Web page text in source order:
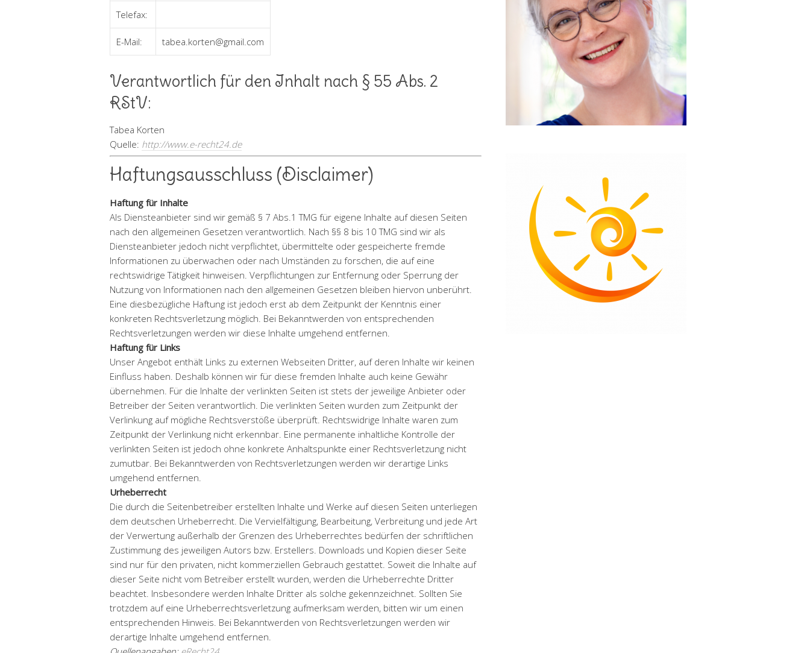
Telefax:
E-Mail: tabea.korten@gmail.com
Verantwortlich für den Inhalt nach § 55 Abs. 2
RStV:
Tabea Korten
Quelle: http://www.e-recht24.de
Haftungsausschluss (Disclaimer)
Haftung für Inhalte
Als Diensteanbieter sind wir gemäß § 7 Abs.1 TMG für eigene Inhalte auf diesen Seiten
nach den allgemeinen Gesetzen verantwortlich. Nach §§ 8 bis 10 TMG sind wir als
Diensteanbieter jedoch nicht verpflichtet, übermittelte oder gespeicherte fremde
Informationen zu überwachen oder nach Umständen zu forschen, die auf eine
rechtswidrige Tätigkeit hinweisen. Verpflichtungen zur Entfernung oder Sperrung der
Nutzung von Informationen nach den allgemeinen Gesetzen bleiben hiervon unberührt.
Eine diesbezügliche Haftung ist jedoch erst ab dem Zeitpunkt der Kenntnis einer
konkreten Rechtsverletzung möglich. Bei Bekanntwerden von entsprechenden
Rechtsverletzungen werden wir diese Inhalte umgehend entfernen.
Haftung für Links
Unser Angebot enthält Links zu externen Webseiten Dritter, auf deren Inhalte wir keinen
Einfluss haben. Deshalb können wir für diese fremden Inhalte auch keine Gewähr
übernehmen. Für die Inhalte der verlinkten Seiten ist stets der jeweilige Anbieter oder
Betreiber der Seiten verantwortlich. Die verlinkten Seiten wurden zum Zeitpunkt der
Verlinkung auf mögliche Rechtsverstöße überprüft. Rechtswidrige Inhalte waren zum
Zeitpunkt der Verlinkung nicht erkennbar. Eine permanente inhaltliche Kontrolle der
verlinkten Seiten ist jedoch ohne konkrete Anhaltspunkte einer Rechtsverletzung nicht
zumutbar. Bei Bekanntwerden von Rechtsverletzungen werden wir derartige Links
umgehend entfernen.
Urheberrecht
Die durch die Seitenbetreiber erstellten Inhalte und Werke auf diesen Seiten unterliegen
dem deutschen Urheberrecht. Die Vervielfältigung, Bearbeitung, Verbreitung und jede Art
der Verwertung außerhalb der Grenzen des Urheberrechtes bedürfen der schriftlichen
Zustimmung des jeweiligen Autors bzw. Erstellers. Downloads und Kopien dieser Seite
sind nur für den privaten, nicht kommerziellen Gebrauch gestattet. Soweit die Inhalte auf
dieser Seite nicht vom Betreiber erstellt wurden, werden die Urheberrechte Dritter
beachtet. Insbesondere werden Inhalte Dritter als solche gekennzeichnet. Sollten Sie
trotzdem auf eine Urheberrechtsverletzung aufmerksam werden, bitten wir um einen
entsprechenden Hinweis. Bei Bekanntwerden von Rechtsverletzungen werden wir
derartige Inhalte umgehend entfernen.